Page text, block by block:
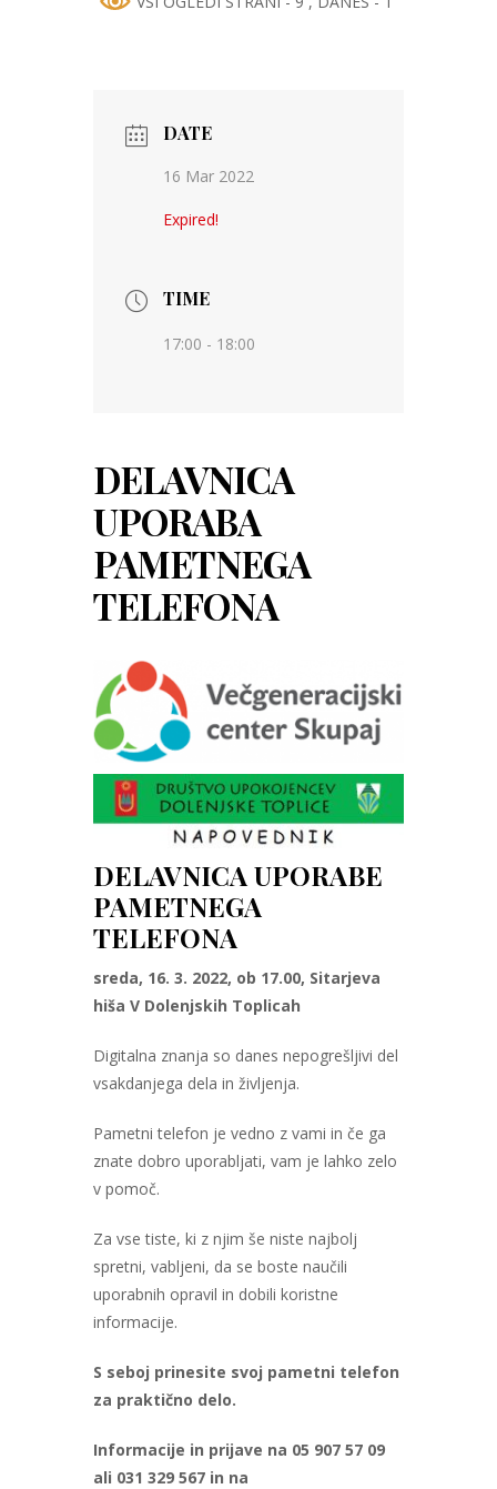
DATE
16 Mar 2022
Expired!
TIME
17:00 - 18:00
DELAVNICA
UPORABA
PAMETNEGA
TELEFONA
DELAVNICA UPORABE
PAMETNEGA
TELEFONA
sreda, 16. 3. 2022, ob 17.00, Sitarjeva
hiša V Dolenjskih Toplicah
Digitalna znanja so danes nepogrešljivi del
vsakdanjega dela in življenja.
Pametni telefon je vedno z vami in če ga
znate dobro uporabljati, vam je lahko zelo
v pomoč.
Za vse tiste, ki z njim še niste najbolj
spretni, vabljeni, da se boste naučili
uporabnih opravil in dobili koristne
informacije.
S seboj prinesite svoj pametni telefon
za praktično delo.
Informacije in prijave na 05 907 57 09
ali 031 329 567 in na